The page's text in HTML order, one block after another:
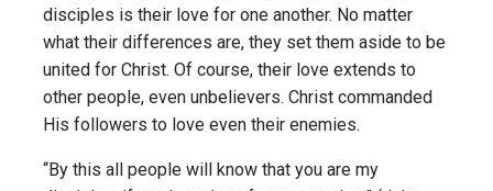
disciples is their love for one another. No matter
what their differences are, they set them aside to be
united for Christ. Of course, their love extends to
other people, even unbelievers. Christ commanded
His followers to love even their enemies.
“By this all people will know that you are my